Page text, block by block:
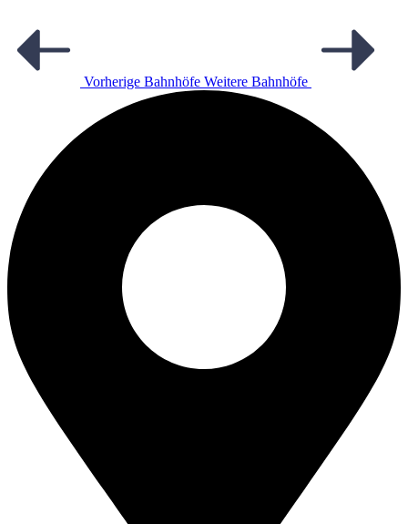
Vorherige Bahnhöfe Weitere Bahnhöfe